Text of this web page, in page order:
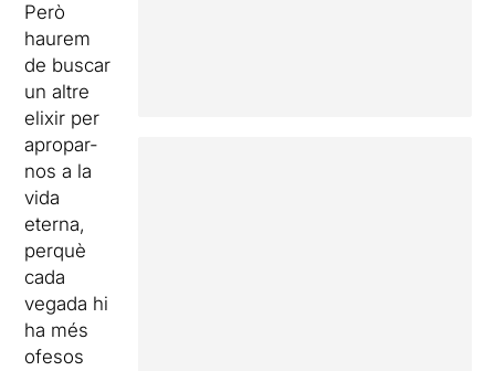
Però
haurem
de buscar
un altre
elixir per
apropar-
nos a la
vida
eterna,
perquè
cada
vegada hi
ha més
ofesos